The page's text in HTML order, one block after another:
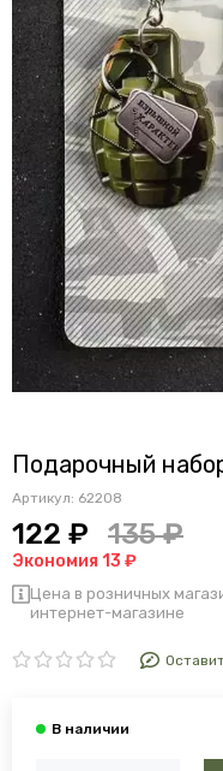
Подарочный
Артикул: 62208
122 ₽ 135 ₽
Экономия 13 ₽
Цена в розничных
интернет-магазине